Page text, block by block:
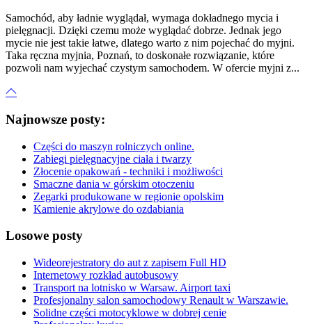
Samochód, aby ładnie wyglądał, wymaga dokładnego mycia i
pielęgnacji. Dzięki czemu może wyglądać dobrze. Jednak jego
mycie nie jest takie łatwe, dlatego warto z nim pojechać do myjni.
Taka ręczna myjnia, Poznań, to doskonałe rozwiązanie, które
pozwoli nam wyjechać czystym samochodem. W ofercie myjni z...
Najnowsze posty:
Części do maszyn rolniczych online.
Zabiegi pielęgnacyjne ciała i twarzy
Złocenie opakowań - techniki i możliwości
Smaczne dania w górskim otoczeniu
Zegarki produkowane w regionie opolskim
Kamienie akrylowe do ozdabiania
Losowe posty
Wideorejestratory do aut z zapisem Full HD
Internetowy rozkład autobusowy
Transport na lotnisko w Warsaw. Airport taxi
Profesjonalny salon samochodowy Renault w Warszawie.
Solidne części motocyklowe w dobrej cenie